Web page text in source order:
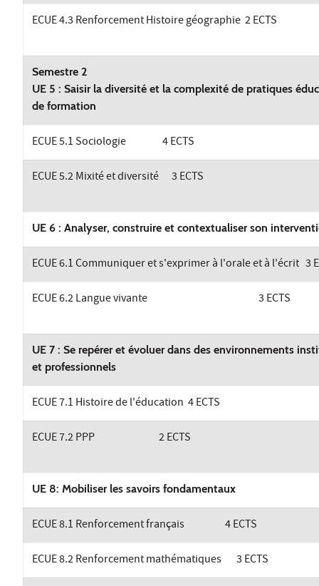
ECUE 4.3 Renforcement Histoire géographie 2 ECTS
Semestre 2
UE 5 : Saisir la diversité et la complexité de pratiques
de formation
ECUE 5.1 Sociologie 4 ECTS
ECUE 5.2 Mixité et diversité 3 ECTS
UE 6 : Analyser, construire et contextualiser son
ECUE 6.1 Communiquer et s'exprimer à l'orale et à l'écrit 3
ECUE 6.2 Langue vivante 3 ECTS
UE 7 : Se repérer et évoluer dans des environnements
et professionnels
ECUE 7.1 Histoire de l'éducation 4 ECTS
ECUE 7.2 PPP 2 ECTS
UE 8: Mobiliser les savoirs fondamentaux
ECUE 8.1 Renforcement français 4 ECTS
ECUE 8.2 Renforcement mathématiques 3 ECTS